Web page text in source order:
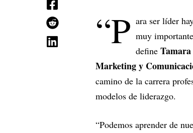
“P ara ser líder
muy
define
Marketing y
camino de la carrera
modelos de liderazgo.
“Podemos aprender de